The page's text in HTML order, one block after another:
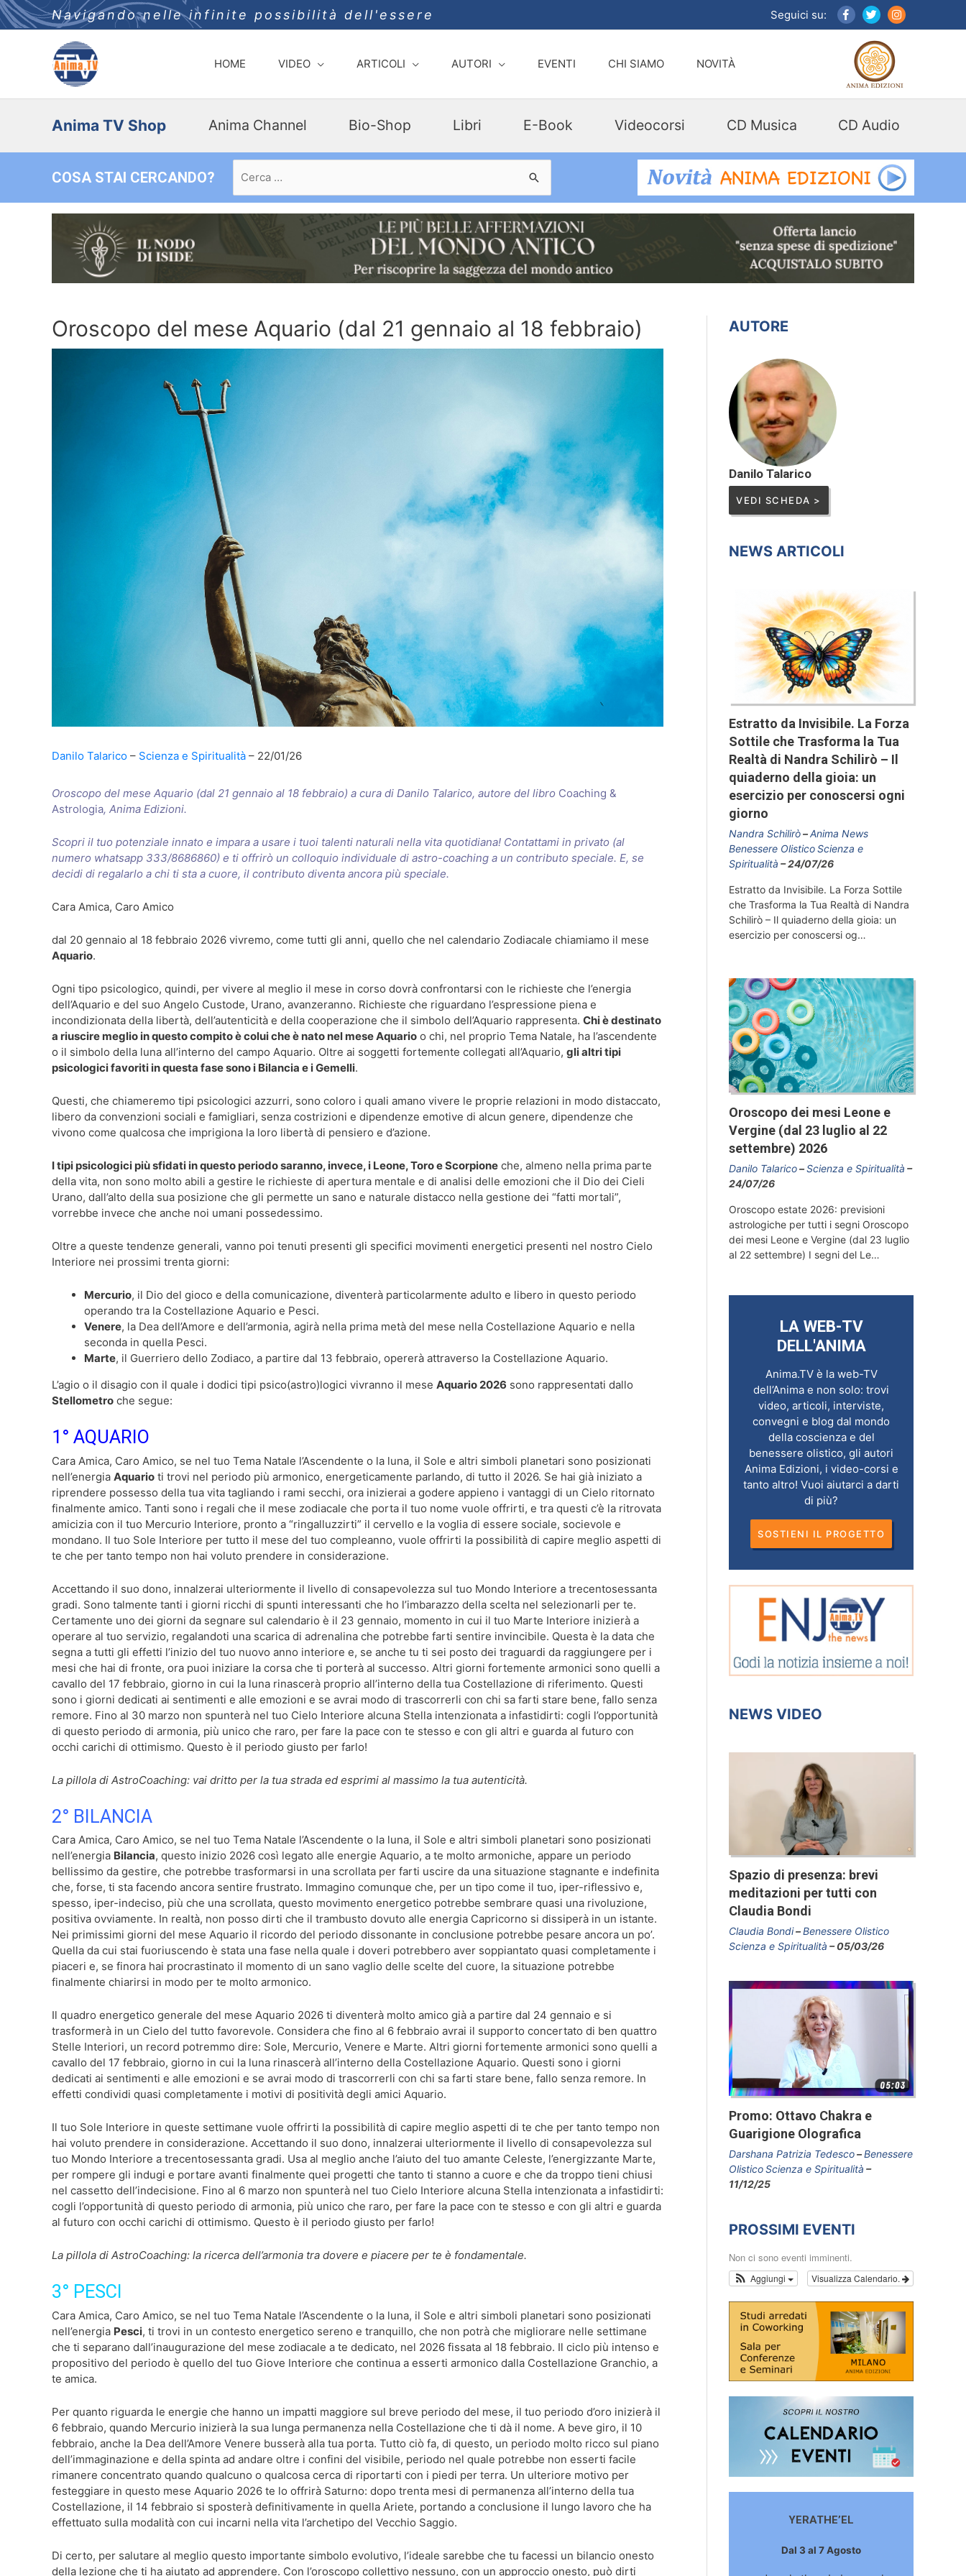
Navigando nelle infinite possibilità dell'essere Seguici su:
HOME VIDEO ARTICOLI AUTORI EVENTI CHI SIAMO NOVITÀ
Anima TV Shop Anima Channel Bio-Shop Libri E-Book Videocorsi CD Musica CD Audio
COSA STAI CERCANDO?
per:
Oroscopo del mese Aquario (dal 21 gennaio al 18 febbraio)
Danilo Talarico Scienza e Spiritualità 22/01/26
Oroscopo del mese Aquario (dal 21 gennaio al 18 febbraio) a cura di Danilo Talarico, autore del libro Coaching &
Astrologia, Anima Edizioni.
Scopri il tuo potenziale innato e impara a usare i tuoi talenti naturali nella vita quotidiana! Contattami in privato (al
numero whatsapp 333/8686860) e ti offrirò un colloquio individuale di astro-coaching a un contributo speciale. E, se
decidi di regalarlo a chi ti sta a cuore, il contributo diventa ancora più speciale.
Cara Amica, Caro Amico
dal 20 gennaio al 18 febbraio 2026 vivremo, come tutti gli anni, quello che nel calendario Zodiacale chiamiamo il mese
Aquario.
Ogni tipo psicologico, quindi, per vivere al meglio il mese in corso dovrà confrontarsi con le richieste che l’energia
dell’Aquario e del suo Angelo Custode, Urano, avanzeranno. Richieste che riguardano l’espressione piena e
incondizionata della libertà, dell’autenticità e della cooperazione che il simbolo dell’Aquario rappresenta. Chi è destinato
a riuscire meglio in questo compito è colui che è nato nel mese Aquario o chi, nel proprio Tema Natale, ha l’ascendente
o il simbolo della luna all’interno del campo Aquario. Oltre ai soggetti fortemente collegati all’Aquario, gli altri tipi
psicologici favoriti in questa fase sono i Bilancia e i Gemelli.
Questi, che chiameremo tipi psicologici azzurri, sono coloro i quali amano vivere le proprie relazioni in modo distaccato,
libero da convenzioni sociali e famigliari, senza costrizioni e dipendenze emotive di alcun genere, dipendenze che
vivono come qualcosa che imprigiona la loro libertà di pensiero e d’azione.
I tipi psicologici più sfidati in questo periodo saranno, invece, i Leone, Toro e Scorpione che, almeno nella prima parte
della vita, non sono molto abili a gestire le richieste di apertura mentale e di analisi delle emozioni che il Dio dei Cieli
Urano, dall’alto della sua posizione che gli permette un sano e naturale distacco nella gestione dei “fatti mortali”,
vorrebbe invece che anche noi umani possedessimo.
Oltre a queste tendenze generali, vanno poi tenuti presenti gli specifici movimenti energetici presenti nel nostro Cielo
Interiore nei prossimi trenta giorni:
Mercurio, il Dio del gioco e della comunicazione, diventerà particolarmente adulto e libero in questo periodo
operando tra la Costellazione Aquario e Pesci.
Venere, la Dea dell’Amore e dell’armonia, agirà nella prima metà del mese nella Costellazione Aquario e nella
seconda in quella Pesci.
Marte, il Guerriero dello Zodiaco, a partire dal 13 febbraio, opererà attraverso la Costellazione Aquario.
L’agio o il disagio con il quale i dodici tipi psico(astro)logici vivranno il mese Aquario 2026 sono rappresentati dallo
Stellometro che segue:
1° AQUARIO
Cara Amica, Caro Amico, se nel tuo Tema Natale l’Ascendente o la luna, il Sole e altri simboli planetari sono posizionati
nell’energia Aquario ti trovi nel periodo più armonico, energeticamente parlando, di tutto il 2026. Se hai già iniziato a
riprendere possesso della tua vita tagliando i rami secchi, ora inizierai a godere appieno i vantaggi di un Cielo ritornato
finalmente amico. Tanti sono i regali che il mese zodiacale che porta il tuo nome vuole offrirti, e tra questi c’è la ritrovata
amicizia con il tuo Mercurio Interiore, pronto a “ringalluzzirti” il cervello e la voglia di essere sociale, socievole e
mondano. Il tuo Sole Interiore per tutto il mese del tuo compleanno, vuole offrirti la possibilità di capire meglio aspetti di
te che per tanto tempo non hai voluto prendere in considerazione.
Accettando il suo dono, innalzerai ulteriormente il livello di consapevolezza sul tuo Mondo Interiore a trecentosessanta
gradi. Sono talmente tanti i giorni ricchi di spunti interessanti che ho l’imbarazzo della scelta nel selezionarli per te.
Certamente uno dei giorni da segnare sul calendario è il 23 gennaio, momento in cui il tuo Marte Interiore inizierà a
operare al tuo servizio, regalandoti una scarica di adrenalina che potrebbe farti sentire invincibile. Questa è la data che
segna a tutti gli effetti l’inizio del tuo nuovo anno interiore e, se anche tu ti sei posto dei traguardi da raggiungere per i
mesi che hai di fronte, ora puoi iniziare la corsa che ti porterà al successo. Altri giorni fortemente armonici sono quelli a
cavallo del 17 febbraio, giorno in cui la luna rinascerà proprio all’interno della tua Costellazione di riferimento. Questi
sono i giorni dedicati ai sentimenti e alle emozioni e se avrai modo di trascorrerli con chi sa farti stare bene, fallo senza
remore. Fino al 30 marzo non spunterà nel tuo Cielo Interiore alcuna Stella intenzionata a infastidirti: cogli l’opportunità
di questo periodo di armonia, più unico che raro, per fare la pace con te stesso e con gli altri e guarda al futuro con
occhi carichi di ottimismo. Questo è il periodo giusto per farlo!
La pillola di AstroCoaching: vai dritto per la tua strada ed esprimi al massimo la tua autenticità.
2° BILANCIA
Cara Amica, Caro Amico, se nel tuo Tema Natale l’Ascendente o la luna, il Sole e altri simboli planetari sono posizionati
nell’energia Bilancia, questo inizio 2026 così legato alle energie Aquario, a te molto armoniche, appare un periodo
bellissimo da gestire, che potrebbe trasformarsi in una scrollata per farti uscire da una situazione stagnante e indefinita
che, forse, ti sta facendo ancora sentire frustrato. Immagino comunque che, per un tipo come il tuo, iper-riflessivo e,
spesso, iper-indeciso, più che una scrollata, questo movimento energetico potrebbe sembrare quasi una rivoluzione,
positiva ovviamente. In realtà, non posso dirti che il trambusto dovuto alle energia Capricorno si dissiperà in un istante.
Nei primissimi giorni del mese Aquario il ricordo del periodo dissonante in conclusione potrebbe pesare ancora un po’.
Quella da cui stai fuoriuscendo è stata una fase nella quale i doveri potrebbero aver soppiantato quasi completamente i
piaceri e, se finora hai procrastinato il momento di un sano vaglio delle scelte del cuore, la situazione potrebbe
finalmente chiarirsi in modo per te molto armonico.
Il quadro energetico generale del mese Aquario 2026 ti diventerà molto amico già a partire dal 24 gennaio e si
trasformerà in un Cielo del tutto favorevole. Considera che fino al 6 febbraio avrai il supporto concertato di ben quattro
Stelle Interiori, un record potremmo dire: Sole, Mercurio, Venere e Marte. Altri giorni fortemente armonici sono quelli a
cavallo del 17 febbraio, giorno in cui la luna rinascerà all’interno della Costellazione Aquario. Questi sono i giorni
dedicati ai sentimenti e alle emozioni e se avrai modo di trascorrerli con chi sa farti stare bene, fallo senza remore. In
effetti condividi quasi completamente i motivi di positività degli amici Aquario.
Il tuo Sole Interiore in queste settimane vuole offrirti la possibilità di capire meglio aspetti di te che per tanto tempo non
hai voluto prendere in considerazione. Accettando il suo dono, innalzerai ulteriormente il livello di consapevolezza sul
tuo Mondo Interiore a trecentosessanta gradi. Usa al meglio anche l’aiuto del tuo amante Celeste, l’energizzante Marte,
per rompere gli indugi e portare avanti finalmente quei progetti che tanto ti stanno a cuore e che da troppo tieni chiusi
nel cassetto dell’indecisione. Fino al 6 marzo non spunterà nel tuo Cielo Interiore alcuna Stella intenzionata a infastidirti:
cogli l’opportunità di questo periodo di armonia, più unico che raro, per fare la pace con te stesso e con gli altri e guarda
al futuro con occhi carichi di ottimismo. Questo è il periodo giusto per farlo!
La pillola di AstroCoaching: la ricerca dell’armonia tra dovere e piacere per te è fondamentale.
3° PESCI
Cara Amica, Caro Amico, se nel tuo Tema Natale l’Ascendente o la luna, il Sole e altri simboli planetari sono posizionati
nell’energia Pesci, ti trovi in un contesto energetico sereno e tranquillo, che non potrà che migliorare nelle settimane
che ti separano dall’inaugurazione del mese zodiacale a te dedicato, nel 2026 fissata al 18 febbraio. Il ciclo più intenso e
propositivo del periodo è quello del tuo Giove Interiore che continua a esserti armonico dalla Costellazione Granchio, a
te amica.
Per quanto riguarda le energie che hanno un impatti maggiore sul breve periodo del mese, il tuo periodo d’oro inizierà il
6 febbraio, quando Mercurio inizierà la sua lunga permanenza nella Costellazione che ti dà il nome. A beve giro, il 10
febbraio, anche la Dea dell’Amore Venere busserà alla tua porta. Tutto ciò fa, di questo, un periodo molto ricco sul piano
dell’immaginazione e della spinta ad andare oltre i confini del visibile, periodo nel quale potrebbe non esserti facile
rimanere concentrato quando qualcuno o qualcosa cerca di riportarti con i piedi per terra. Un ulteriore motivo per
festeggiare in questo mese Aquario 2026 te lo offrirà Saturno: dopo trenta mesi di permanenza all’interno della tua
Costellazione, il 14 febbraio si sposterà definitivamente in quella Ariete, portando a conclusione il lungo lavoro che ha
effettuato sulla modalità con cui incarni nella vita l’archetipo del Vecchio Saggio.
Di certo, per salutare al meglio questo importante simbolo evolutivo, l’ideale sarebbe che tu facessi un bilancio onesto
della lezione che ti ha aiutato ad apprendere. Con l’oroscopo collettivo nessuno, con un approccio onesto, può dirti
AUTORE
Danilo Talarico
VEDI SCHEDA >
NEWS ARTICOLI
Estratto da Invisibile. La Forza
Sottile che Trasforma la Tua
Realtà di Nandra Schilirò – Il
quiaderno della gioia: un
esercizio per conoscersi ogni
giorno
Nandra Schilirò
Anima News
Benessere OlisticoScienza e
Spiritualità
24/07/26
Estratto da Invisibile. La Forza Sottile
che Trasforma la Tua Realtà di Nandra
Schilirò – Il quiaderno della gioia: un
esercizio per conoscersi og…
Oroscopo dei mesi Leone e
Vergine (dal 23 luglio al 22
settembre) 2026
Danilo Talarico
Scienza e Spiritualità
24/07/26
Oroscopo estate 2026: previsioni
astrologiche per tutti i segni Oroscopo
dei mesi Leone e Vergine (dal 23 luglio
al 22 settembre) I segni del Le…
LA WEB-TV
DELL'ANIMA
Anima.TV è la web-TV
dell’Anima e non solo: trovi
video, articoli, interviste,
convegni e blog dal mondo
della coscienza e del
benessere olistico, gli autori
Anima Edizioni, i video-corsi e
tanto altro! Vuoi aiutarci a darti
di più?
SOSTIENI IL PROGETTO
NEWS VIDEO
Spazio di presenza: brevi
meditazioni per tutti con
Claudia Bondi
Claudia Bondi
Benessere Olistico
Scienza e Spiritualità
05/03/26
Promo: Ottavo Chakra e
Guarigione Olografica
Darshana Patrizia Tedesco
Benessere
OlisticoScienza e Spiritualità
11/12/25
PROSSIMI EVENTI
Non ci sono eventi imminenti.
Visualizza Calendario.
Aggiungi
YERATHE’EL
Dal 3 al 7 Agosto